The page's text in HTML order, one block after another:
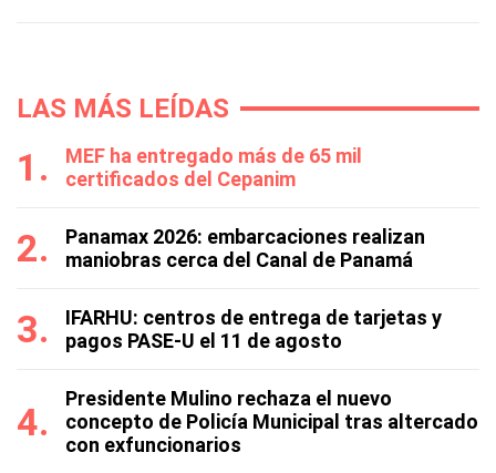
LAS MÁS LEÍDAS
MEF ha entregado más de 65 mil
certificados del Cepanim
Panamax 2026: embarcaciones realizan
maniobras cerca del Canal de Panamá
IFARHU: centros de entrega de tarjetas y
pagos PASE-U el 11 de agosto
Presidente Mulino rechaza el nuevo
concepto de Policía Municipal tras altercado
con exfuncionarios